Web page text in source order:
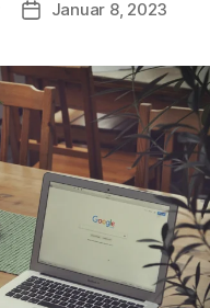
Januar 8, 2023